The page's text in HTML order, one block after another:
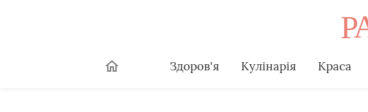
Здоров'я Кулінарія Краса